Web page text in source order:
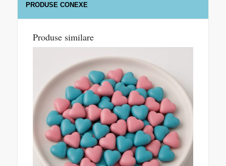
PRODUSE CONEXE
Produse similare